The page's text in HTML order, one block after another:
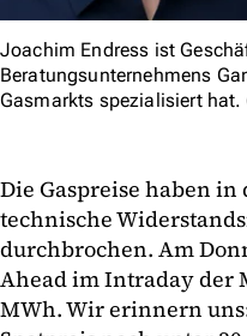
Joachim Endress ist
Beratungsunternehmens
Gasmarkts spezialisiert hat.
Die Gaspreise haben in
technische
durchbrochen. Am
Ahead im Intraday der
MWh. Wir erinnern